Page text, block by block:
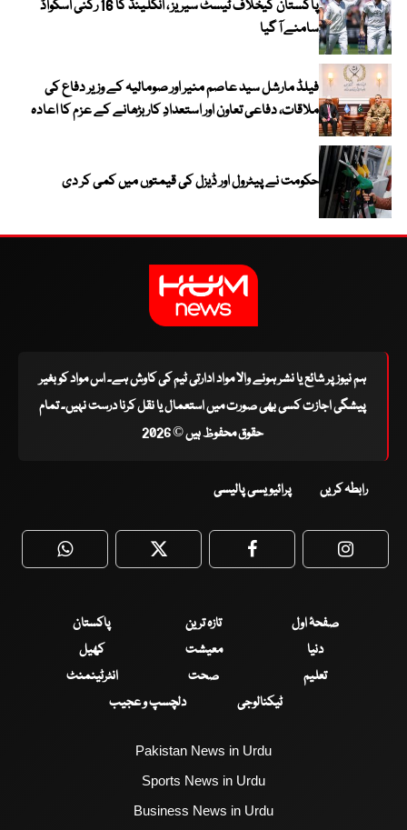
پاکستان کیخلاف ٹیسٹ سیریز ، انگلینڈ کا 16 رکنی اسکواڈ
سامنے آ گیا
فیلڈ مارشل سید عاصم منیر اور صومالیہ کے وزیر دفاع کی
ملاقات، دفاعی تعاون اور استعدادِ کار بڑھانے کے عزم کا اعادہ
حکومت نے پیٹرول اور ڈیزل کی قیمتوں میں کمی کر دی
ہم نیوز پر شائع یا نشر ہونے والا مواد ادارتی ٹیم کی کاوش ہے۔ اس مواد کو بغیر
پیشگی اجازت کسی بھی صورت میں استعمال یا نقل کرنا درست نہیں۔ تمام
حقوق محفوظ ہیں © 2026
رابطہ کریں پرائیویسی پالیسی
WhatsApp Twitter Facebook
صفحۂ اول تازہ ترین
پاکستان
دنیا
معیشت
کھیل
تعلیم
صحت
انٹرٹینمنٹ
ٹیکنالوجی
دلچسپ و عجیب
Pakistan News in Urdu
Sports News in Urdu
Business News in Urdu